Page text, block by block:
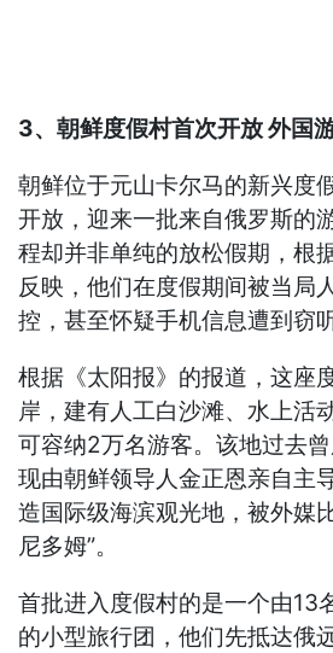
3、朝鲜度假村首次开放 外国
朝鲜位于元山卡尔马的新兴度
开放，迎来一批来自俄罗斯的
程却并非单纯的放松假期，根
反映，他们在度假期间被当局
控，甚至怀疑手机信息遭到窃听
根据《太阳报》的报道，这座
岸，建有人工白沙滩、水上活
可容纳2万名游客。该地过去曾
现由朝鲜领导人金正恩亲自主
造国际级海滨观光地，被外媒
尼多姆”。
首批进入度假村的是一个由13
的小型旅行团，他们先抵达俄